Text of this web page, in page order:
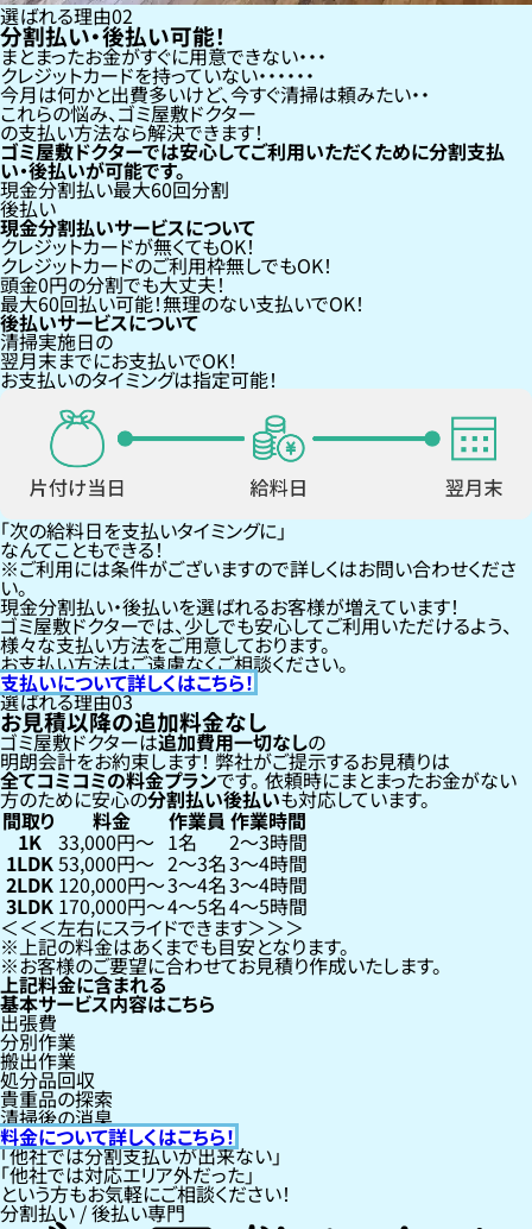
選ばれる理由02
分割払い・後払い可能！
まとまったお金がすぐに用意できない
クレジットカードを持っていない・・・
今月は何かと出費多いけど、今すぐ清掃は頼みたい
これらの悩み、ゴミ屋敷ドクター
の支払い方法なら解決できます！
ゴミ屋敷ドクターでは安心してご利用いただくために分割支払
い・後払いが可能です。
現金分割払い最大60回分割
後払い
現金分割払いサービスについて
クレジットカードが無くてもOK！
クレジットカードのご利用枠無しでもOK！
頭金0円の分割でも大丈夫！
最大60回払い可能！無理のない支払いでOK！
後払いサービスについて
清掃実施日の
翌月末までにお支払いでOK！
お支払いのタイミングは指定可能！
「次の給料日を支払いタイミングに」
なんてこともできる！
ご利用には条件がございますので詳しくはお問い合わせくださ
い。
現金分割払い・後払いを選ばれるお客様が増えています！
ゴミ屋敷ドクターでは、少しでも安心してご利用いただけるよう、
様々な支払い方法をご用意しております。
お支払い方法はご遠慮なくご相談ください。
支払いについて詳しくはこちら！
選ばれる理由03
お見積以降の追加料金なし
ゴミ屋敷ドクターは追加費用一切なしの
明朗会計をお約束します！弊社がご提示するお見積りは
全てコミコミの料金プランです。依頼時にまとまったお金がない
方のために安心の分割払い後払いも対応しています。
間取り 料金 作業員 作業時間
1K 33,000円〜 1名 2〜3時間
1LDK53,000円〜 2〜3名3〜4時間
2LDK 120,000円〜3〜4名3〜4時間
3LDK 170,000円〜4〜5名4〜5時間
左右にスライドできます
上記の料金はあくまでも目安となります。
お客様のご要望に合わせてお見積り作成いたします。
上記料金に含まれる
基本サービス内容はこちら
出張費
分別作業
搬出作業
処分品回収
貴重品の探索
清掃後の消臭
料金について詳しくはこちら！
「他社では分割支払いが出来ない」
「他社では対応エリア外だった」
という方もお気軽にご相談ください！
分割払い / 後払い専門